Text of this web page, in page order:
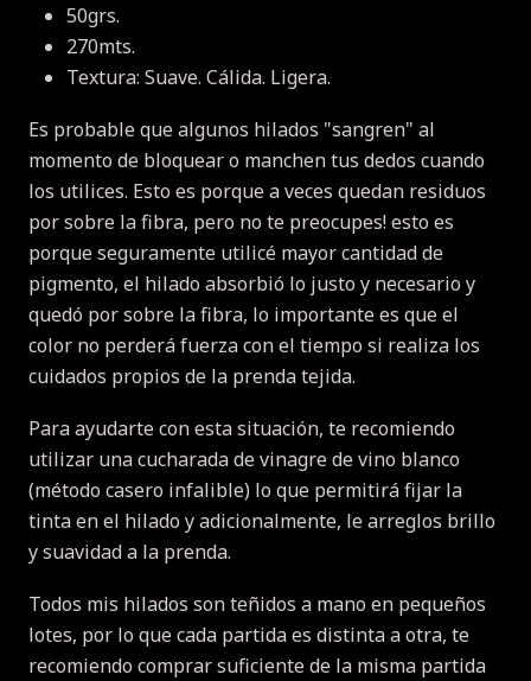
50grs.
270mts.
Textura: Suave. Cálida. Ligera.
Es probable que algunos hilados "sangren" al
momento de bloquear o manchen tus dedos cuando
los utilices. Esto es porque a veces quedan residuos
por sobre la fibra, pero no te preocupes!esto es
porque seguramente utilicé mayor cantidad de
pigmento, el hilado absorbió lo justo y necesario y
quedó por sobre la fibra, lo importante es que el
color no perderá fuerza con el tiempo si realiza los
cuidados propios de la prenda tejida.
Para ayudarte con esta situación, te recomiendo
utilizar una cucharada de vinagre de vino blanco
(método casero infalible) lo que permitirá fijar la
tinta en el hilado y adicionalmente, le arreglos brillo
y suavidad a la prenda.
Todos mis hilados son teñidos a mano en pequeños
lotes, por lo que cada partida es distinta a otra, te
recomiendo comprar suficiente de la misma partida